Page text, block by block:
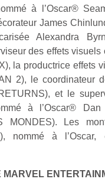
à l’Oscar®
James
Alexandra
des effets
la productrice effets
2), le coordinateur
et le
à l’Oscar®
MONDES). Les
nommé à
MARVEL
à